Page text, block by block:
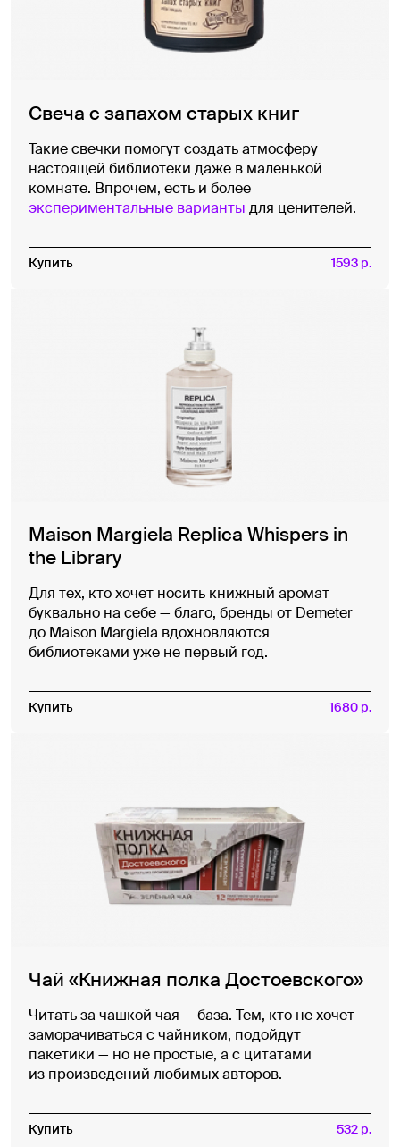
Свеча с запахом старых книг
Такие свечки помогут создать атмосферу
настоящей библиотеки даже в маленькой
комнате. Впрочем, есть и более
экспериментальные варианты для ценителей.
Купить 1593 р.
Maison Margiela Replica Whispers in
the Library
Для тех, кто хочет носить книжный аромат
буквально на себе — благо, бренды от Demeter
до Maison Margiela вдохновляются
библиотеками уже не первый год.
Купить 1680 р.
Чай «Книжная полка Достоевского»
Читать за чашкой чая — база. Тем, кто не хочет
заморачиваться с чайником, подойдут
пакетики — но не простые, а с цитатами
из произведений любимых авторов.
Купить 532 р.